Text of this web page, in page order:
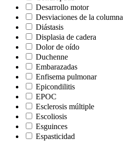
Desarrollo motor
Desviaciones de la columna
Diástasis
Displasia de cadera
Dolor de oído
Duchenne
Embarazadas
Enfisema pulmonar
Epicondilitis
EPOC
Esclerosis múltiple
Escoliosis
Esguinces
Espasticidad